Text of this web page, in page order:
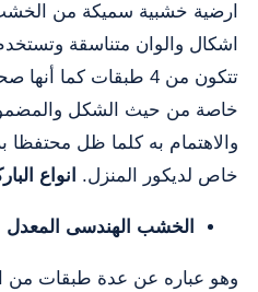
ارضية خشبية سميكة من
اشكال والوان متناسقة
تتكون من 4 طبقات كما
خاصة من حيث الشكل
والاهتمام به كلما ظل
خاص لديكور المنزل.
انواع
الخشب الهندسى المعدل
وهو عباره عن عدة طبقات من